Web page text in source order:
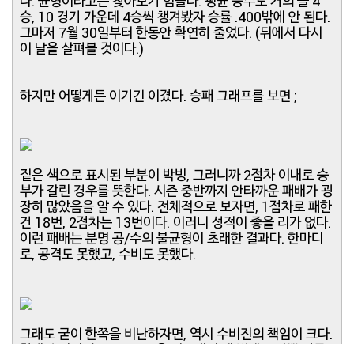
승, 10 경기 가운데 4승씩 챙겨봤자 승률 .400밖에 안 된다.
그마저 7월 30일부터 한동안 확연히 줄었다. (뒤에서 다시
이 날을 살펴볼 것이다.)
하지만 어떻게든 이기긴 이겼다. 승패 그래프를 보면 ;
짙은 색으로 표시된 부분이 박빙, 그러니까 2점차 이내로 승
부가 갈린 경우를 뜻한다. 시즌 중반까지 안타까운 패배가 굉
장히 많았음을 알 수 있다. 전체적으로 보자면, 1점차로 패한
건 18번, 2점차는 13번이다. 이러니 성적이 좋을 리가 없다.
이런 패배는 분명 공/수의 불균형이 초래한 결과다. 한마디
로, 공격도 못했고, 수비도 못했다.
그래도 굳이 한쪽을 비난하자면, 역시 수비진의 책임이 크다.